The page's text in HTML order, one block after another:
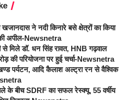
खजानदास ने नदी किनारे बसे क्षेत्रों का किया
की अपील-Newsnetra
से मिले डॉ. धन सिंह रावत, HNB गढ़वाल
की परियोजना पर हुई चर्चा-Newsnetra
पर्यटन, आदि कैलाश अल्ट्रा रन से वैश्विक
के बीच SDRF का सफल रेस्क्यू, 55 वर्षीय